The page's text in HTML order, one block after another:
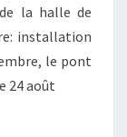
la halle de
installation
le pont
24 août